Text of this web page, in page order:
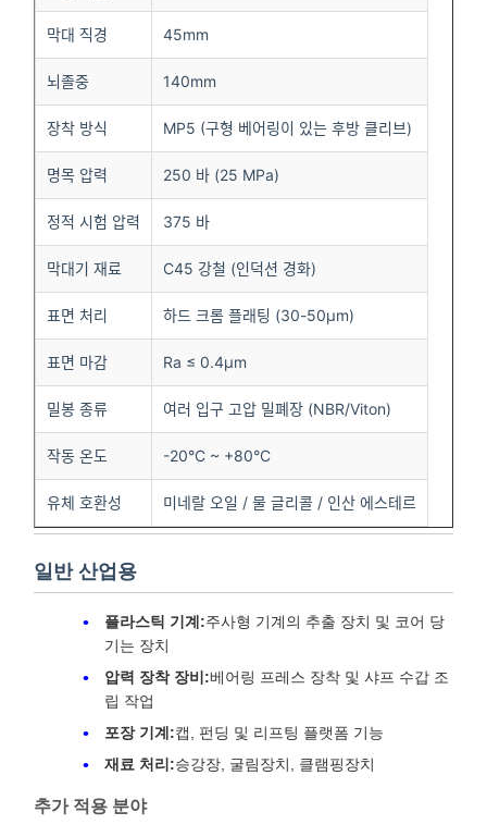
막대 직경 45mm
뇌졸중 140mm
장착 방식 MP5 (구형 베어링이 있는 후방 클리브)
명목 압력 250 바 (25 MPa)
정적 시험 압력 375 바
막대기 재료 C45 강철 (인덕션 경화)
표면 처리 하드 크롬 플래팅 (30-50μm)
표면 마감 Ra ≤ 0.4μm
밀봉 종류 여러 입구 고압 밀폐장 (NBR/Viton)
작동 온도 -20°C ~ +80°C
유체 호환성 미네랄 오일 / 물 글리콜 / 인산 에스테르
일반 산업용
플라스틱 기계:주사형 기계의 추출 장치 및 코어 당
기는 장치
압력 장착 장비:베어링 프레스 장착 및 샤프 수갑 조
립 작업
포장 기계:캡, 펀딩 및 리프팅 플랫폼 기능
재료 처리:승강장, 굴림장치, 클램핑장치
추가 적용 분야